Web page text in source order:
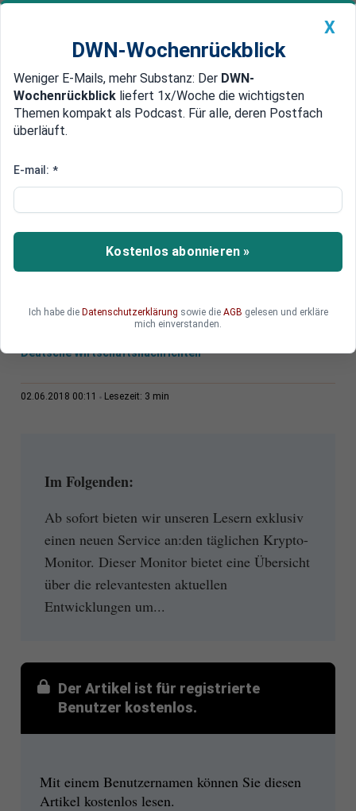
Newsticker MEIN DWN: Geldanlage Premium
Edelmetalle DWN-Magazin China
Krypto-Monitor 01. Juni
IWF fordert strenge Regulierung
von Kryptowährungen
Ein neues exklusives Angebot der DWN: Die
Deutsche Wirtschaftsnachrichten
02.06.2018 00:11 Lesezeit: 3 min
Im Folgenden:
Ab sofort bieten wir unseren Lesern exklusiv
einen neuen Service an:den täglichen Krypto-
Monitor. Dieser Monitor bietet eine Übersicht
über die relevantesten aktuellen
Entwicklungen um...
Der Artikel ist für registrierte
Benutzer kostenlos.
Mit einem Benutzernamen können Sie diesen
Artikel kostenlos lesen.
X
DWN-Wochenrückblick
Weniger E-Mails, mehr Substanz: Der DWN-
Wochenrückblick liefert 1x/Woche die wichtigsten
Themen kompakt als Podcast. Für alle, deren Postfach
überläuft.
E-mail: *
Kostenlos abonnieren »
Ich habe die Datenschutzerklärung sowie die AGB gelesen und erkläre
mich einverstanden.